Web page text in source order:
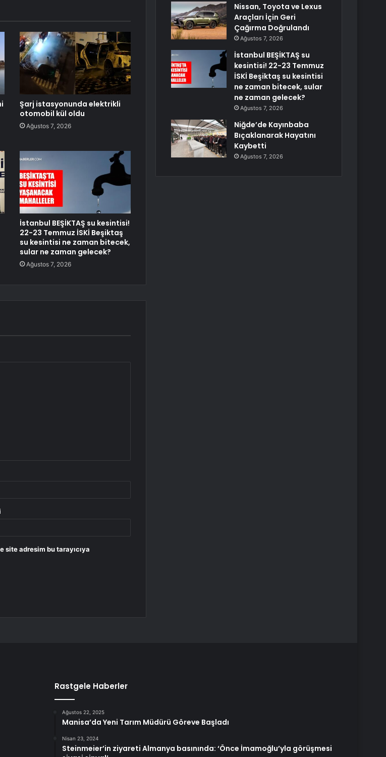
Şarj istasyonunda elektrikli
otomobil kül oldu
Ağustos 7, 2026
İstanbul BEŞİKTAŞ su kesintisi!
22-23 Temmuz İSKİ Beşiktaş
su kesintisi ne zaman bitecek,
sular ne zaman gelecek?
Ağustos 7, 2026
site adresim bu tarayıcıya
Nissan, Toyota ve Lexus
Araçları İçin Geri
Çağırma Doğrulandı
Ağustos 7, 2026
İstanbul BEŞİKTAŞ su
kesintisi! 22-23 Temmuz
İSKİ Beşiktaş su kesintisi
ne zaman bitecek, sular
ne zaman gelecek?
Ağustos 7, 2026
Niğde’de Kayınbaba
Bıçaklanarak Hayatını
Kaybetti
Ağustos 7, 2026
Rastgele Haberler
Ağustos 22, 2025
Manisa’da Yeni Tarım Müdürü Göreve Başladı
Nisan 23, 2024
Steinmeier’in ziyareti Almanya basınında: ‘Önce İmamoğlu’yla görüşmesi